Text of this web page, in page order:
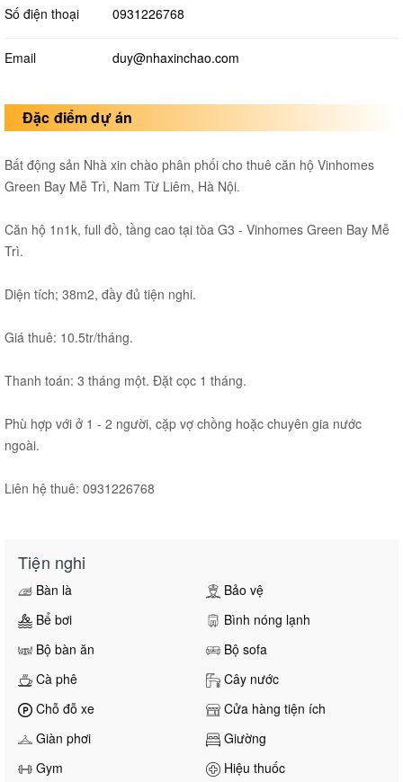
Số điện thoại 0931226768
Email duy@nhaxinchao.com
Đặc điểm dự án
Bất động sản Nhà xin chào phân phối cho thuê căn hộ Vinhomes
Green Bay Mễ Trì, Nam Từ Liêm, Hà Nội.
Căn hộ 1n1k, full đồ, tầng cao tại tòa G3 - Vinhomes Green Bay Mễ
Trì.
Diện tích; 38m2, đầy đủ tiện nghi.
Giá thuê: 10.5tr/tháng.
Thanh toán: 3 tháng một. Đặt cọc 1 tháng.
Phù hợp với ở 1 - 2 người, cặp vợ chồng hoặc chuyên gia nước
ngoài.
Liên hệ thuê: 0931226768
Tiện nghi
Bàn là
Bảo vệ
Bể bơi
Bình nóng lạnh
Bộ bàn ăn
Bộ sofa
Cà phê
Cây nước
Chỗ đỗ xe
Cửa hàng tiện ích
Giàn phơi
Giường
Gym
Hiệu thuốc